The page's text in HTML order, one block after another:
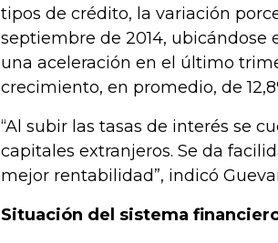
tipos de crédito, la variación
septiembre de 2014, ubicándose
una aceleración en el último
crecimiento, en promedio, de
“Al subir las tasas de interés se
capitales extranjeros. Se da
mejor rentabilidad”, indicó
Situación del sistema